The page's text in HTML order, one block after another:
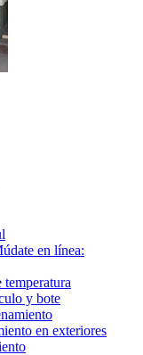
en línea:
y bote
en exteriores